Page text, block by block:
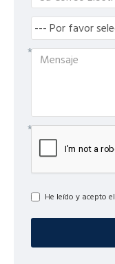
He leído y acepto el